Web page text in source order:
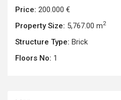
Price: 200.000 €
Property Size: 5,767.00 m2
Structure Type: Brick
Floors No: 1